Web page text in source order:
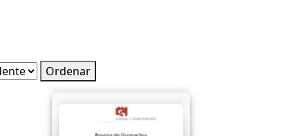
Ordenar